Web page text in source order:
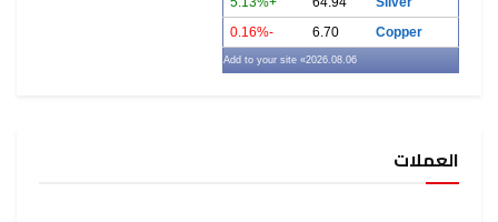
Copper
6.70
-0.16%
2026.08.06
» Add to your site
العملات